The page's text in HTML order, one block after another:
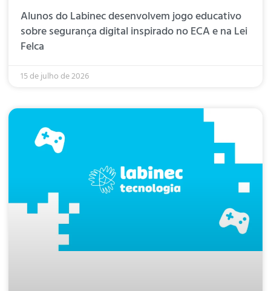
Alunos do Labinec desenvolvem jogo educativo
sobre segurança digital inspirado no ECA e na Lei
Felca
15 de julho de 2026